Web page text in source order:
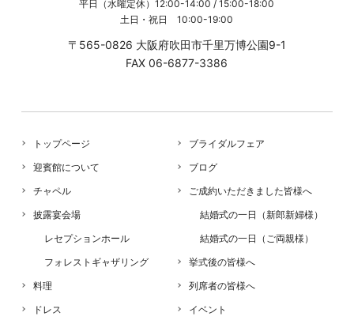
平日（水曜定休）12:00-14:00 / 15:00-18:00
土日・祝日 10:00-19:00
〒565-0826 大阪府吹田市千里万博公園9-1
FAX 06-6877-3386
トップページ
迎賓館について
チャペル
披露宴会場
レセプションホール
フォレストギャザリング
料理
ドレス
ブライダルフェア
ブログ
ご成約いただきました皆様へ
結婚式の一日（新郎新婦様）
結婚式の一日（ご両親様）
挙式後の皆様へ
列席者の皆様へ
イベント